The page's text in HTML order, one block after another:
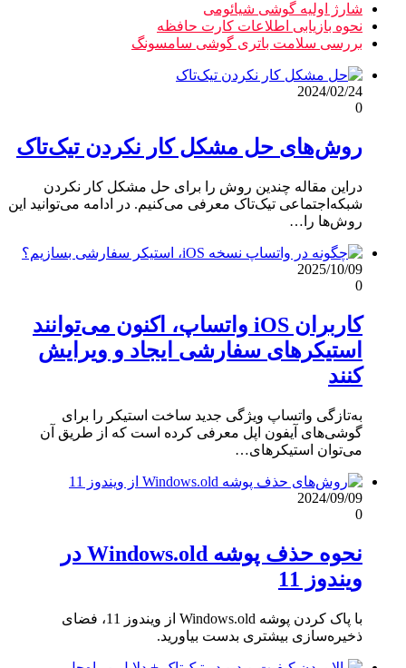
شارژ اولیه گوشی شیائومی
نحوه بازیابی اطلاعات کارت حافظه
بررسی سلامت باتری گوشی سامسونگ
2024/02/24
0
روش‌های حل مشکل کار نکردن تیک‌تاک
دراین مقاله چندین روش را برای حل مشکل کار نکردن
شبکه‌اجتماعی تیک‌تاک معرفی می‌کنیم. در ادامه می‌توانید این
روش‌ها را…
2025/10/09
0
کاربران iOS واتساپ، اکنون می‌توانند
استیکرهای سفارشی ایجاد و ویرایش
کنند
به‌تازگی واتساپ ویژگی جدید ساخت استیکر را برای
گوشی‌های آیفون اپل معرفی کرده است که از طریق آن
می‌توان استیکرهای…
2024/09/09
0
نحوه حذف پوشه Windows.old در
ویندوز 11
با پاک کردن پوشه Windows.old از ویندوز 11، فضای
ذخیره‌سازی بیشتری بدست بیاورید.